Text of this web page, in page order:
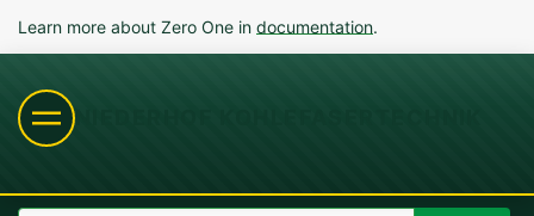
Learn more about Zero One in documentation.